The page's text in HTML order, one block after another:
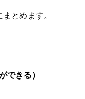
まとめます。
できる）